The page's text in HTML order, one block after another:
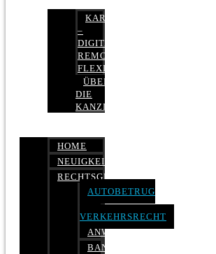
KARRIERE
–
DIGITAL,
REMOTE,
FLEXIBEL
ÜBER
DIE
KANZLEI
HOME
NEUIGKEITEN
RECHTSGEBIETE
AUTOBETRUG
VERKEHRSRECHT
ANWALTSHAFTUNGSRECHT
BANK-